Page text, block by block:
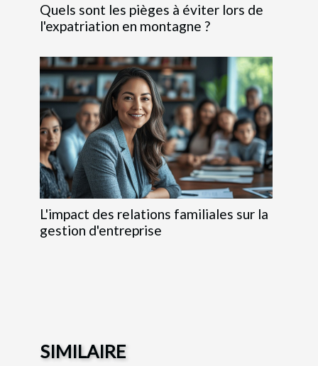
Quels sont les pièges à éviter lors de
l'expatriation en montagne ?
L'impact des relations familiales sur la
gestion d'entreprise
SIMILAIRE